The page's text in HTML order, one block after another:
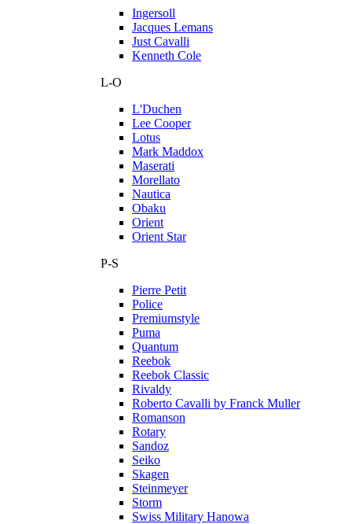
Ingersoll
Jacques Lemans
Just Cavalli
Kenneth Cole
L-O
L'Duchen
Lee Cooper
Lotus
Mark Maddox
Maserati
Morellato
Nautica
Obaku
Orient
Orient Star
P-S
Pierre Petit
Police
Premiumstyle
Puma
Quantum
Reebok
Reebok Classic
Rivaldy
Roberto Cavalli by Franck Muller
Romanson
Rotary
Sandoz
Seiko
Skagen
Steinmeyer
Storm
Swiss Military Hanowa